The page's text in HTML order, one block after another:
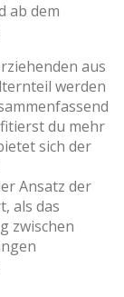
ab dem
aus
werden
du mehr
sich der
Ansatz der
als das
zwischen